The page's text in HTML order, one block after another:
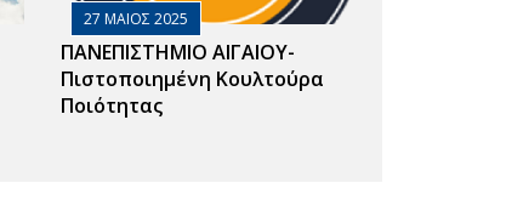
27 ΜΑΙΟΣ 2025
ΠΑΝΕΠΙΣΤΗΜΙΟ ΑΙΓΑΙΟΥ-
Πιστοποιημένη Κουλτούρα
Ποιότητας